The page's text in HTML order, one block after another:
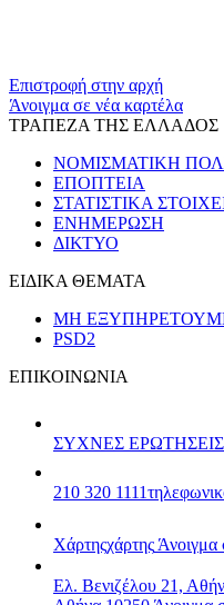
Επιστροφή στην αρχή
Άνοιγμα σε νέα καρτέλα
ΤΡΑΠΕΖΑ ΤΗΣ ΕΛΛΑΔΟΣ
ΝΟΜΙΣΜΑΤΙΚΗ
ΕΠΟΠΤΕΙΑ
ΣΤΑΤΙΣΤΙΚΑ
ΕΝΗΜΕΡΩΣΗ
ΔΙΚΤΥΟ
ΕΙΔΙΚΑ ΘΕΜΑΤΑ
ΜΗ
PSD2
ΕΠΙΚΟΙΝΩΝΙΑ
ΣΥΧΝΕΣ
210 320 1111
Χάρτηςχάρτης Άνοιγμα
Ελ. Βενιζέλου 21,